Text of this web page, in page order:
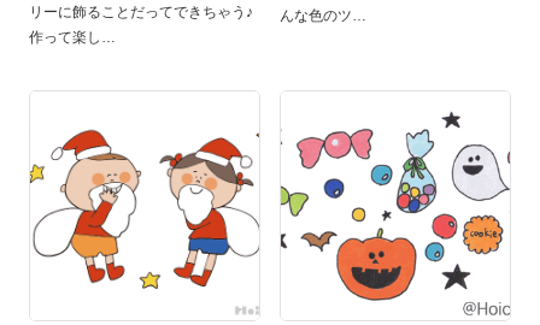
リーに飾ることだってできちゃう♪
作って楽し
んな色のツ